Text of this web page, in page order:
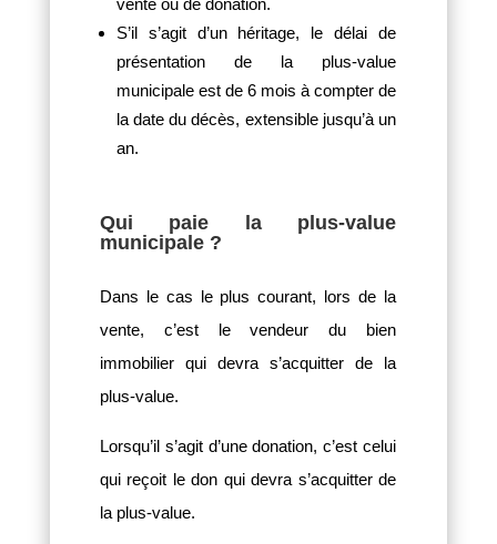
vente ou de donation.
S’il s’agit d’un héritage, le délai de
présentation de la plus-value
municipale est de 6 mois à compter de
la date du décès, extensible jusqu’à un
an.
Qui paie la plus-value
municipale ?
Dans le cas le plus courant, lors de la
vente, c’est le vendeur du bien
immobilier qui devra s’acquitter de la
plus-value.
Lorsqu’il s’agit d’une donation, c’est celui
qui reçoit le don qui devra s’acquitter de
la plus-value.